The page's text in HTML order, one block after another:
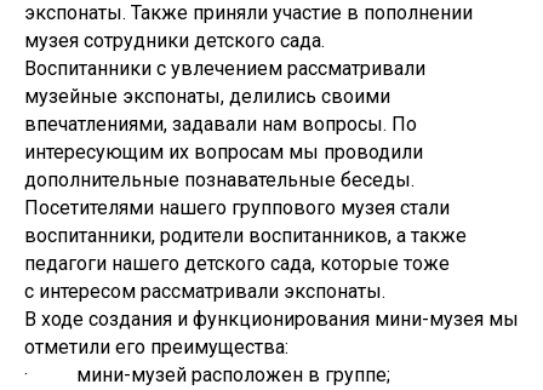
экспонаты. Также приняли участие в пополнении
музея сотрудники детского сада.
Воспитанники с увлечением рассматривали
музейные экспонаты, делились своими
впечатлениями, задавали нам вопросы. По
интересующим их вопросам мы проводили
дополнительные познавательные беседы.
Посетителями нашего группового музея стали
воспитанники, родители воспитанников, а также
педагоги нашего детского сада, которые тоже
с интересом рассматривали экспонаты.
В ходе создания и функционирования мини-музея мы
отметили его преимущества:
· мини-музей расположен в группе;